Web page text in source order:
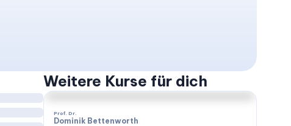
Weitere Kurse für dich
2 CME
Prof. Dr.
Dominik Bettenworth